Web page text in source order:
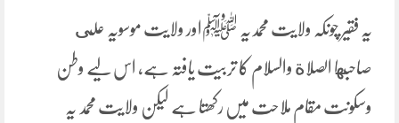
یہ فقیر چونکہ ولایت محمدیہ ﷺاور ولایت موسویہ على
صاحبها الصلاة والسلام کا تربیت یافتہ ہے، اس لیے وطن
وسکونت مقام ملاحت میں رکھتا ہے لیکن ولایت محمد یہ